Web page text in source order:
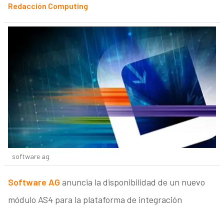
Redacción Computing
software ag
Software AG anuncia la disponibilidad de un nuevo
módulo AS4 para la plataforma de integración